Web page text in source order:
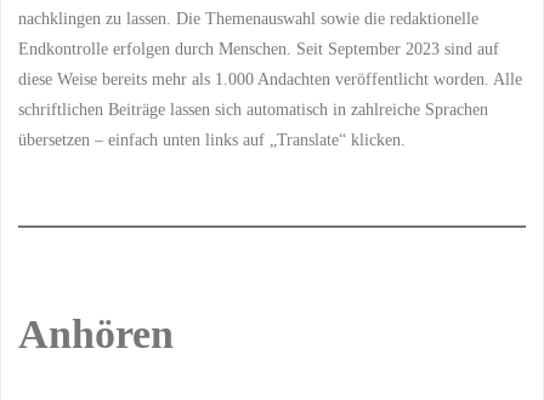
nachklingen zu lassen. Die Themenauswahl sowie die redaktionelle
Endkontrolle erfolgen durch Menschen. Seit September 2023 sind auf
diese Weise bereits mehr als 1.000 Andachten veröffentlicht worden. Alle
schriftlichen Beiträge lassen sich automatisch in zahlreiche Sprachen
übersetzen – einfach unten links auf „Translate“ klicken.
Anhören